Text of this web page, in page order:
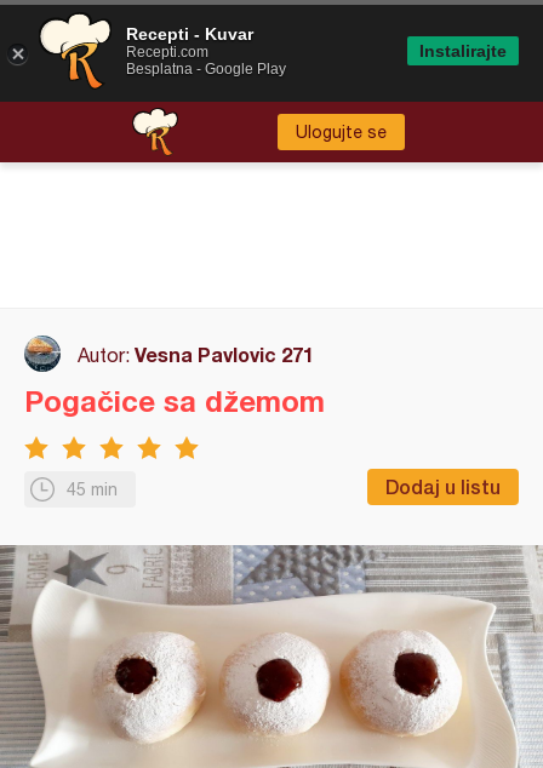
Ulogujte se
Autor: Vesna Pavlovic 271
45 min Dodaj u listu
Pogačice sa džemom
Recepti - Kuvar
Recepti.com
Besplatna - Google Play
Instalirajte